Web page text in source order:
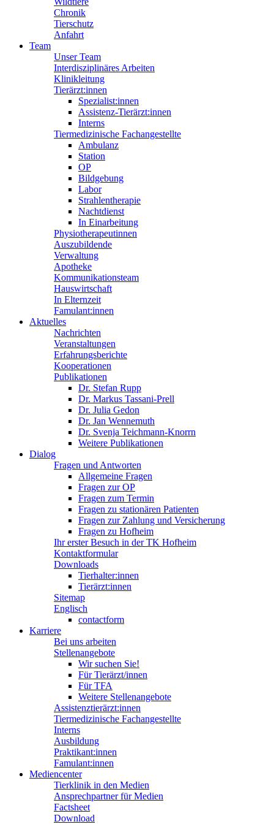
Chronik
Tierschutz
Anfahrt
Team
Unser Team
Interdisziplinäres Arbeiten
Klinikleitung
Tierärzt:innen
Spezialist:innen
Assistenz-Tierärzt:innen
Interns
Tiermedizinische Fachangestellte
Ambulanz
Station
OP
Bildgebung
Labor
Strahlentherapie
Nachtdienst
In Einarbeitung
Physiotherapeutinnen
Auszubildende
Verwaltung
Apotheke
Kommunikationsteam
Hauswirtschaft
In Elternzeit
Famulant:innen
Aktuelles
Nachrichten
Veranstaltungen
Erfahrungsberichte
Kooperationen
Publikationen
Dr. Stefan Rupp
Dr. Markus Tassani-Prell
Dr. Julia Gedon
Dr. Jan Wennemuth
Dr. Svenja Teichmann-Knorrn
Weitere Publikationen
Dialog
Fragen und Antworten
Allgemeine Fragen
Fragen zur OP
Fragen zum Termin
Fragen zu stationären Patienten
Fragen zur Zahlung und Versicherung
Fragen zu Hofheim
Ihr erster Besuch in der TK Hofheim
Kontaktformular
Downloads
Tierhalter:innen
Tierärzt:innen
Sitemap
Englisch
contactform
Karriere
Bei uns arbeiten
Stellenangebote
Wir suchen Sie!
Für Tierärzt/innen
Für TFA
Weitere Stellenangebote
Assistenztierärzt:innen
Tiermedizinische Fachangestellte
Interns
Ausbildung
Praktikant:innen
Famulant:innen
Mediencenter
Tierklinik in den Medien
Ansprechpartner für Medien
Factsheet
Download